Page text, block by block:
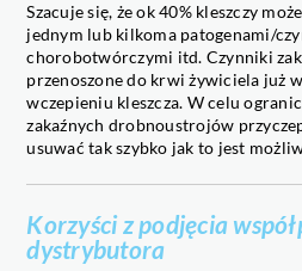
Szacuje się, że ok 40% kleszczy
jednym lub kilkoma patogenami/
chorobotwórczymi itd. Czynniki
przenoszone do krwi żywiciela już
wczepieniu kleszcza. W celu
zakaźnych drobnoustrojów
usuwać tak szybko jak to jest
Korzyści z podjęcia
dystrybutora